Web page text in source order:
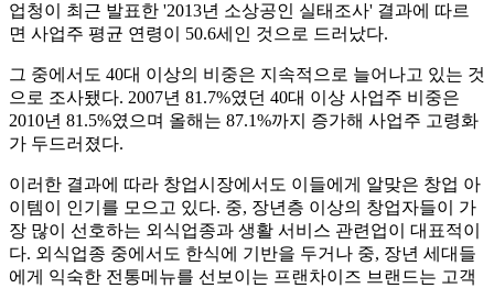
업청이 최근 발표한 '2013년 소상공인 실태조사' 결과에 따르
면 사업주 평균 연령이 50.6세인 것으로 드러났다.
그 중에서도 40대 이상의 비중은 지속적으로 늘어나고 있는 것
으로 조사됐다. 2007년 81.7%였던 40대 이상 사업주 비중은
2010년 81.5%였으며 올해는 87.1%까지 증가해 사업주 고령화
가 두드러졌다.
이러한 결과에 따라 창업시장에서도 이들에게 알맞은 창업 아
이템이 인기를 모으고 있다. 중, 장년층 이상의 창업자들이 가
장 많이 선호하는 외식업종과 생활 서비스 관련업이 대표적이
다. 외식업종 중에서도 한식에 기반을 두거나 중, 장년 세대들
에게 익숙한 전통메뉴를 선보이는 프랜차이즈 브랜드는 고객